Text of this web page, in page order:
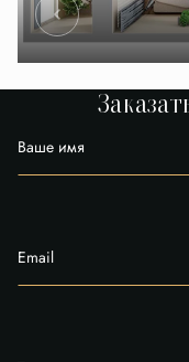
Ваше имя
Email